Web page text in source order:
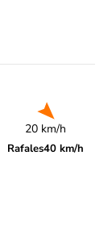
20 km/h
Rafales40 km/h